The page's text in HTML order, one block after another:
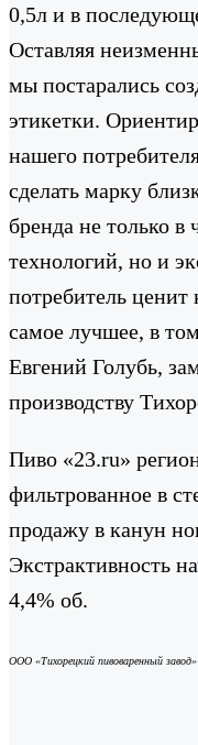
0,5л и в
Оставляя
мы постарались
этикетки.
нашего
сделать марку
бренда не только в
технологий, но и
потребитель ценит
самое лучшее, в
Евгений Голубь,
производству
Пиво «23.ru»
фильтрованное в
продажу в канун
Экстрактивность
4,4% об.
ООО «Тихорецкий пивоваренный завод»